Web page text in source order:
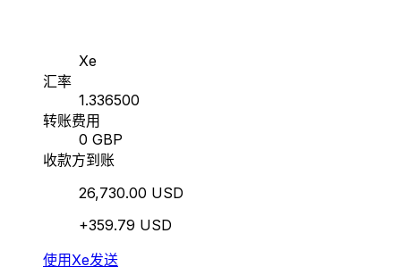
Xe
汇率
1.336500
转账费用
0 GBP
收款方到账
26,730.00 USD
+359.79 USD
使用Xe发送